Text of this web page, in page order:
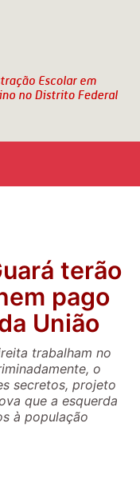
terão
pago
União
trabalham no
o
secretos, projeto
que a esquerda
à população